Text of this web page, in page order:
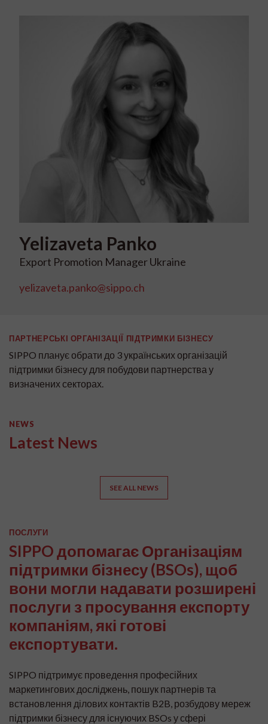
Yelizaveta Panko
Export Promotion Manager Ukraine
yelizaveta.panko@sippo.ch
ПАРТНЕРСЬКІ ОРГАНІЗАЦІЇ ПІДТРИМКИ БІЗНЕСУ
SIPPO планує обрати до 3 українських організацій
підтримки бізнесу для побудови партнерства у
визначених секторах.
NEWS
Latest News
SEE ALL NEWS
ПОСЛУГИ
SIPPO допомагає Організаціям
підтримки бізнесу (BSOs), щоб
вони могли надавати розширені
послуги з просування експорту
компаніям, які готові
експортувати.
SIPPO підтримує проведення професійних
маркетингових досліджень, пошук партнерів та
встановлення ділових контактів B2B, розбудову мереж
підтримки бізнесу для існуючих BSOs у сфері